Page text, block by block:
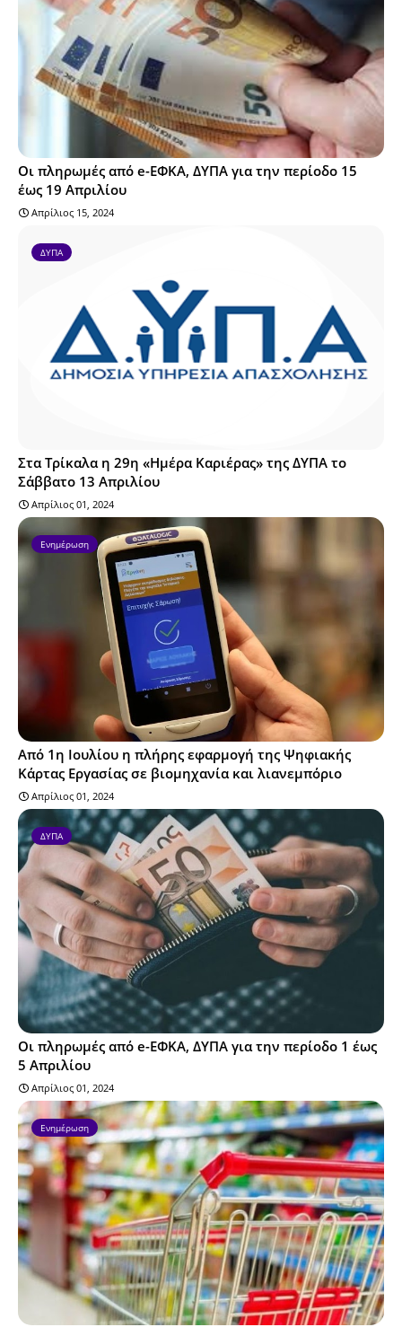
Οι πληρωμές από e-ΕΦΚΑ, ΔΥΠΑ για την περίοδο 15
έως 19 Απριλίου
Απρίλιος 15, 2024
ΔΥΠΑ
Στα Τρίκαλα η 29η «Ημέρα Καριέρας» της ΔΥΠΑ το
Σάββατο 13 Απριλίου
Απρίλιος 01, 2024
Ενημέρωση
Από 1η Ιουλίου η πλήρης εφαρμογή της Ψηφιακής
Κάρτας Εργασίας σε βιομηχανία και λιανεμπόριο
Απρίλιος 01, 2024
ΔΥΠΑ
Οι πληρωμές από e-ΕΦΚΑ, ΔΥΠΑ για την περίοδο 1 έως
5 Απριλίου
Απρίλιος 01, 2024
Ενημέρωση